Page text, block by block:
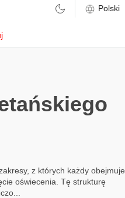
z których każdy obejmuje
oświecenia. Tę strukturę